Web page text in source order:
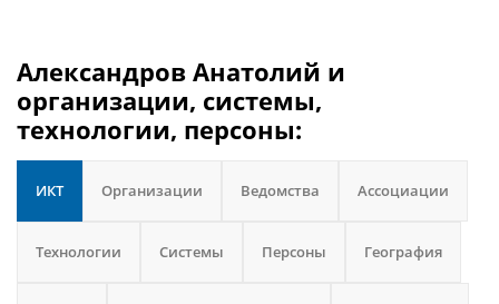
Александров Анатолий и
организации, системы,
технологии, персоны:
ИКТ Организации Ведомства Ассоциации
Технологии Системы Персоны География